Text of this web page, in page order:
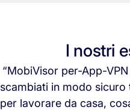
I nostri
“MobiVisor per-App-VPN
scambiati in modo sicuro
per lavorare da casa,